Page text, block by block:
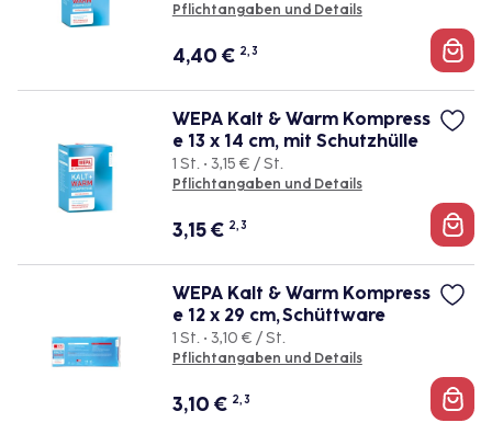
Pflichtangaben und Details
4,40 € 2, 3
WEPA Kalt & Warm Kompress
e 13 x 14 cm, mit Schutzhülle
1 St. • 3,15 € / St.
Pflichtangaben und Details
3,15€ 2, 3
WEPA Kalt & Warm Kompress
e 12 x 29 cm, Schüttware
1 St. • 3,10 € / St.
Pflichtangaben und Details
3,10 € 2, 3